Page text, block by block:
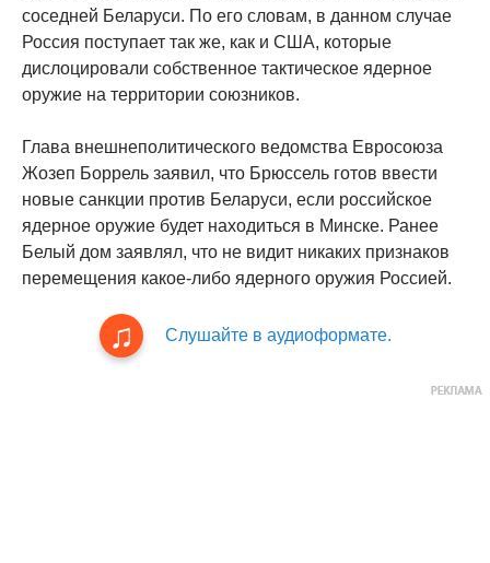
соседней Беларуси. По его словам, в данном случае
Россия поступает так же, как и США, которые
дислоцировали собственное тактическое ядерное
оружие на территории союзников.
Глава внешнеполитического ведомства Евросоюза
Жозеп Боррель заявил, что Брюссель готов ввести
новые санкции против Беларуси, если российское
ядерное оружие будет находиться в Минске. Ранее
Белый дом заявлял, что не видит никаких признаков
перемещения какое-либо ядерного оружия Россией.
Слушайте в аудиоформате.